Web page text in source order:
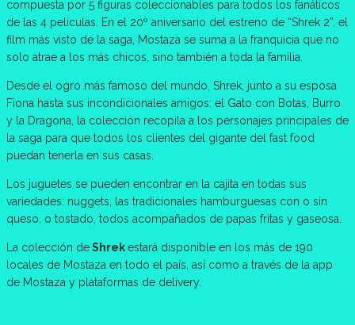
compuesta por 5 figuras coleccionables para todos los fanáticos
de las 4 películas. En el 20º aniversario del estreno de “Shrek 2”, el
film más visto de la saga, Mostaza se suma a la franquicia que no
solo atrae a los más chicos, sino también a toda la familia.
Desde el ogro más famoso del mundo, Shrek, junto a su esposa
Fiona hasta sus incondicionales amigos: el Gato con Botas, Burro
y la Dragona, la colección recopila a los personajes principales de
la saga para que todos los clientes del gigante del fast food
puedan tenerla en sus casas.
Los juguetes se pueden encontrar en la cajita en todas sus
variedades: nuggets, las tradicionales hamburguesas con o sin
queso, o tostado, todos acompañados de papas fritas y gaseosa.
La colección deShrekestará disponible en los más de 190
locales de Mostaza en todo el país, así como a través de la app
de Mostaza y plataformas de delivery.